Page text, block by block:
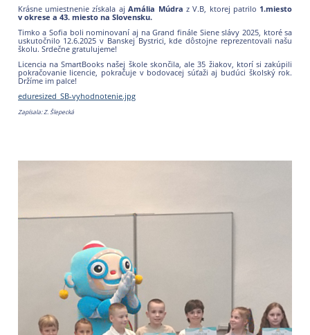
Krásne umiestnenie získala ajAmália Múdra z V.B, ktorej patrilo 1.miesto
v okrese a 43. miesto na Slovensku.
Timko a Sofia boli nominovaní aj na Grand finále Siene slávy 2025, ktoré sa
uskutočnilo 12.6.2025 v Banskej Bystrici, kde dôstojne reprezentovali našu
školu. Srdečne gratulujeme!
Licencia na SmartBooks našej škole skončila, ale 35 žiakov, ktorí si zakúpili
pokračovanie licencie, pokračuje v bodovacej súťaži aj budúci školský rok.
Držíme im palce!
eduresized_SB-vyhodnotenie.jpg
Zapísala: Z. Šlepecká